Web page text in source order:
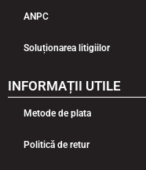
ANPC
Soluționarea litigiilor
INFORMAȚII UTILE
Metode de plata
Politică de retur